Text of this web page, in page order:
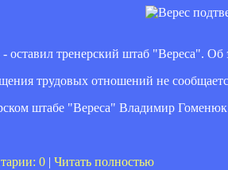
тренерский штаб "Вереса". Об
трудовых отношений не
штабе "Вереса" Владимир Гоменюк
0 | Читать полностью